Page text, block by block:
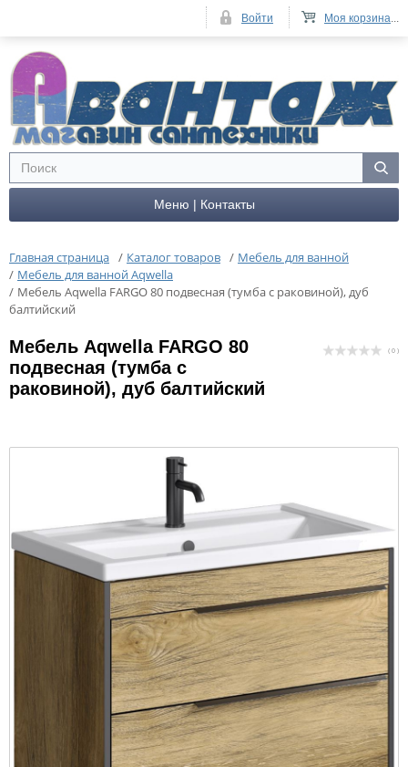
Меню | Контакты
Главная страница / Каталог товаров / Мебель для ванной
/ Мебель для ванной Aqwella
/ Мебель Aqwella FARGO 80 подвесная (тумба с раковиной), дуб
балтийский
Мебель Aqwella FARGO 80
подвесная (тумба с
раковиной), дуб балтийский
( 0 )
Моя корзина...
Войти